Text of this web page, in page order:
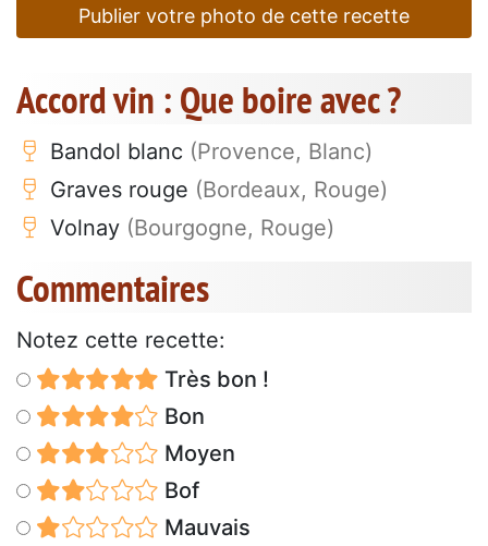
Publier votre photo de cette recette
Accord vin : Que boire avec ?
Bandol blanc (Provence, Blanc)
Graves rouge (Bordeaux, Rouge)
Volnay (Bourgogne, Rouge)
Commentaires
Notez cette recette:
Très bon !
Bon
Moyen
Bof
Mauvais